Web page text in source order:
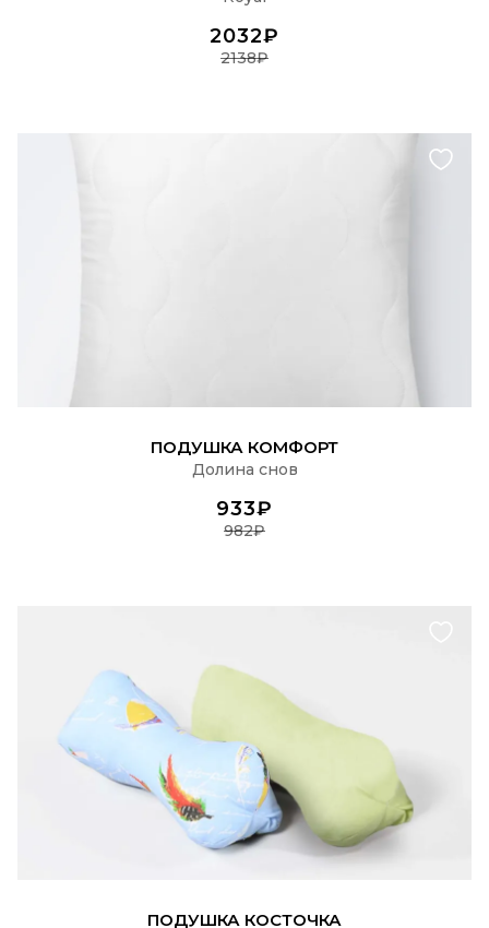
2032₽
2138₽
ПОДРОБНЕЕ
ПОДУШКА КОМФОРТ
Долина снов
933₽
982₽
ПОДРОБНЕЕ
ПОДУШКА КОСТОЧКА